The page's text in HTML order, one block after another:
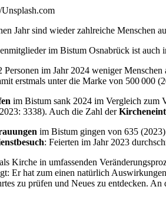
Jahr sind wieder zahlreiche Menschen
im Bistum Osnabrück ist auch
Personen im Jahr 2024 weniger
erstmals unter die Marke von 500 000
im Bistum sank 2024 im Vergleich zum
3338). Auch die Zahl der
im Bistum gingen von 635
: Feierten im Jahr 2023
Kirche in umfassenden
Er hat zum einen natürlich
zu prüfen und Neues zu entdecken.